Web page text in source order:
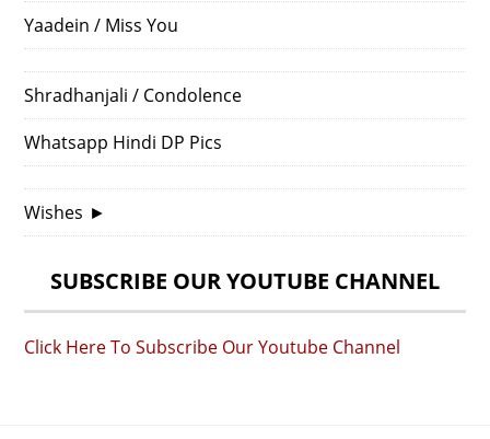
Yaadein / Miss You
Shradhanjali / Condolence
Whatsapp Hindi DP Pics
Wishes ►
SUBSCRIBE OUR YOUTUBE CHANNEL
Click Here To Subscribe Our Youtube Channel